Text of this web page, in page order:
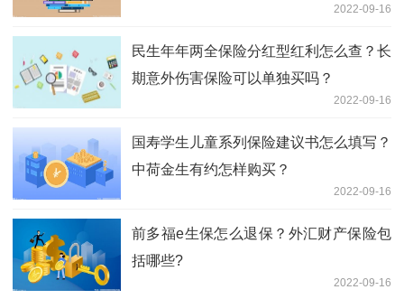
2022-09-16
民生年年两全保险分红型红利怎么查？长
期意外伤害保险可以单独买吗？
2022-09-16
国寿学生儿童系列保险建议书怎么填写？
中荷金生有约怎样购买？
2022-09-16
前多福e生保怎么退保？外汇财产保险包
括哪些?
2022-09-16